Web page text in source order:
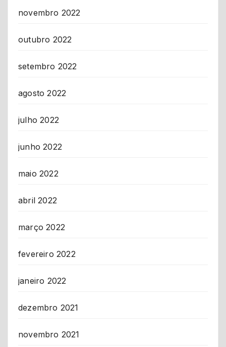
novembro 2022
outubro 2022
setembro 2022
agosto 2022
julho 2022
junho 2022
maio 2022
abril 2022
março 2022
fevereiro 2022
janeiro 2022
dezembro 2021
novembro 2021